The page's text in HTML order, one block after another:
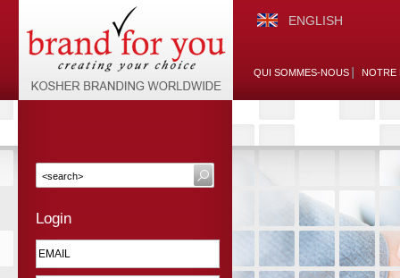
ENGLISH
QUI SOMMES-NOUS NOTRE
Login